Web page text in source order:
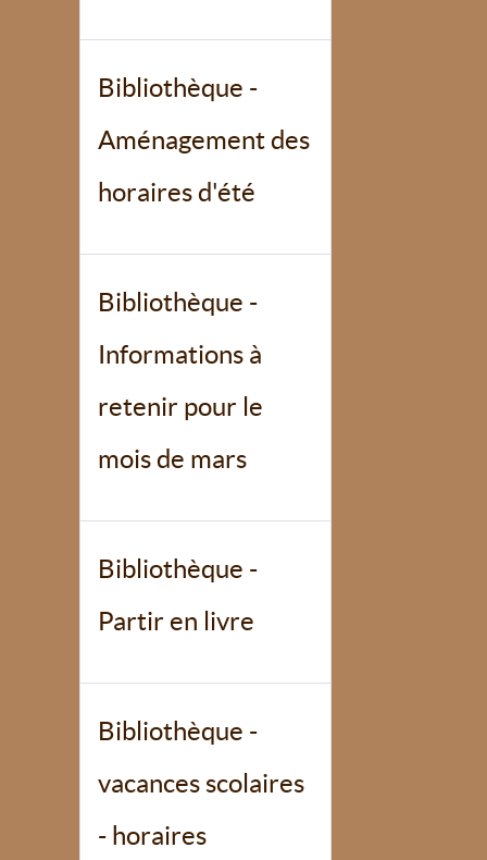
Bibliothèque -
Aménagement des
horaires d'été
Bibliothèque -
Informations à
retenir pour le
mois de mars
Bibliothèque -
Partir en livre
Bibliothèque -
vacances scolaires
- horaires